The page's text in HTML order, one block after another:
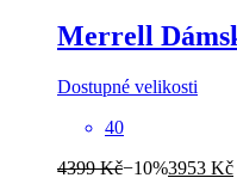
Merrell
Dostupné velikosti
40
4399 Kč−10%3953 Kč